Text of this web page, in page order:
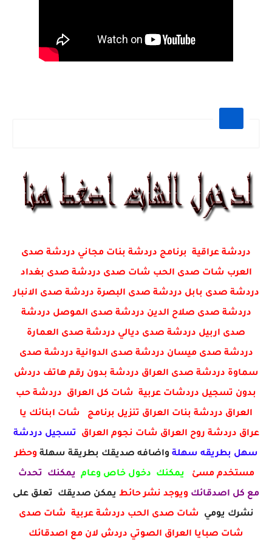
دردشة عراقية برنامج دردشة بنات مجاني دردشة صدى
العرب شات صدى الحب شات صدى دردشة صدى بغداد
دردشة صدى بابل دردشة صدى البصرة دردشة صدى الانبار
دردشة صدى صلاح الدين دردشة صدى الموصل دردشة
صدى اربيل دردشة صدى ديالي دردشة صدى العمارة
دردشة صدى ميسان دردشة صدى الدوانية دردشة صدى
سماوة دردشة صدى العراق دردشة بدون رقم هاتف دردش
بدون تسجيل دردشات عربية شات كل العراق دردشة حب
العراق دردشة بنات العراق تنزيل برنامج شات ابنائك يا
عراق دردشة روح العراق شات نجوم العراق تسجيل دردشة
سهل بطريقه سهلة واضافه صديقك بطريقة سهلة وحظر
مستخدم مسئ يمكنك دخول خاص وعام يمكنك تحدث
مع كل اصدقائك ويوجد نشر حائط يمكن صديقك تعلق على
نشرك يومي شات صدى الحب دردشة عربية شات صدى
شات صبايا العراق الصوتي دردش لان مع اصدقائك